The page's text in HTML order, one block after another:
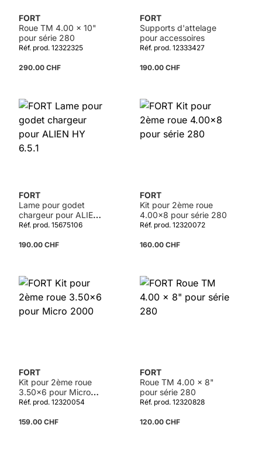
FORT
Roue TM 4.00 x 10"
pour série 280
Réf. prod. 12322325
290.00 CHF
FORT
Supports d'attelage
pour accessoires
Réf. prod. 12333427
190.00 CHF
FORT
Lame pour godet
chargeur pour ALIEN
HY 6.5.1
Réf. prod. 15675106
190.00 CHF
FORT
Kit pour 2ème roue
4.00x8 pour série 280
Réf. prod. 12320072
160.00 CHF
FORT
Kit pour 2ème roue
3.50x6 pour Micro
2000
Réf. prod. 12320054
159.00 CHF
FORT
Roue TM 4.00 x 8"
pour série 280
Réf. prod. 12320828
120.00 CHF